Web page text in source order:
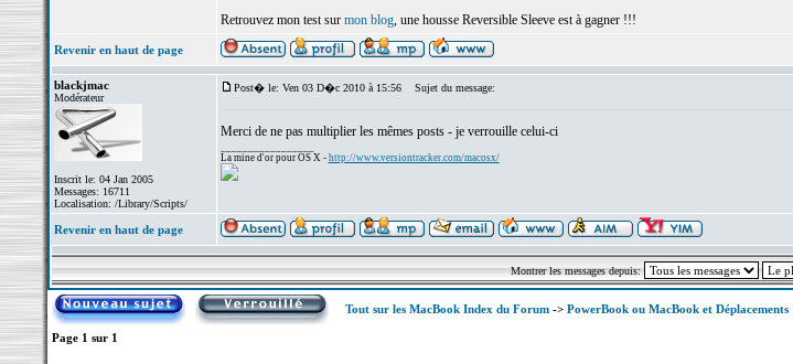
Retrouvez mon test sur mon blog, une housse Reversible Sleeve est à gagner !!!
Revenir en haut de page
blackjmac
Modérateur
Inscrit le: 04 Jan 2005
Messages: 16711
Localisation: /Library/Scripts/
Post� le: Ven 03 D�c 2010 à 15:56 Sujet du message:
Merci de ne pas multiplier les mêmes posts - je verrouille celui-ci
La mine d'or pour OS X - http://www.versiontracker.com/macosx/
Revenir en haut de page
Montrer les messages depuis:
Tout sur les MacBook Index du Forum-> PowerBook ou MacBook et Déplacements
Page 1 sur 1